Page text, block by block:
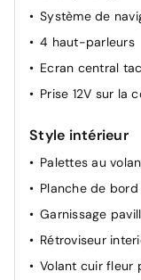
Visiopark 1 :
dessus de
Aide au
Allumage
Système de
4 haut-parleurs
Ecran central
Prise 12V sur la
Style intérieur
Palettes au
Planche de
Garnissage
Rétroviseur
Volant cuir fleur